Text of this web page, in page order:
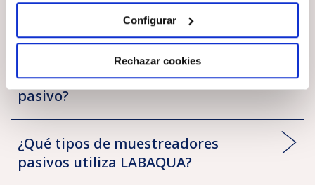
Configurar
Rechazar cookies
suelos
One Health
Cosmética
Higiene
Ver más
¿Qué ventajas ofrece el muestreo
pasivo frente al tradicional?
¿Cómo funciona un muestreador
pasivo?
¿Qué tipos de muestreadores
pasivos utiliza LABAQUA?